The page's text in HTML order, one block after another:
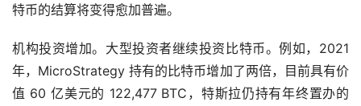
特币的结算将变得愈加普遍。
机构投资增加。大型投资者继续投资比特币。例如，2021
年，MicroStrategy 持有的比特币增加了两倍，目前具有价
值 60 亿美元的 122,477 BTC，特斯拉仍持有年终置办的